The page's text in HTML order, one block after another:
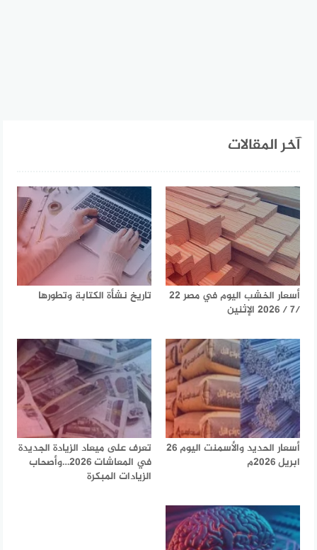
آخر المقالات
أسعار الخشب اليوم في مصر 22
/7 / 2026 الإثنين
تاريخ نشأة الكتابة وتطورها
أسعار الحديد والأسمنت اليوم 26
ابريل 2026م
تعرف على ميعاد الزيادة الجديدة
في المعاشات 2026…وأصحاب
الزيادات المبكرة